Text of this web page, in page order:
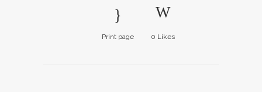
Print page 0 Likes